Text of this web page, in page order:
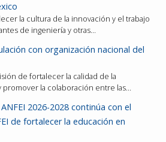
la cultura de la innovación y el trabajo
de ingeniería y otras…
con organización nacional del
de fortalecer la calidad de la
la colaboración entre las…
2026-2028 continúa con el
de fortalecer la educación en